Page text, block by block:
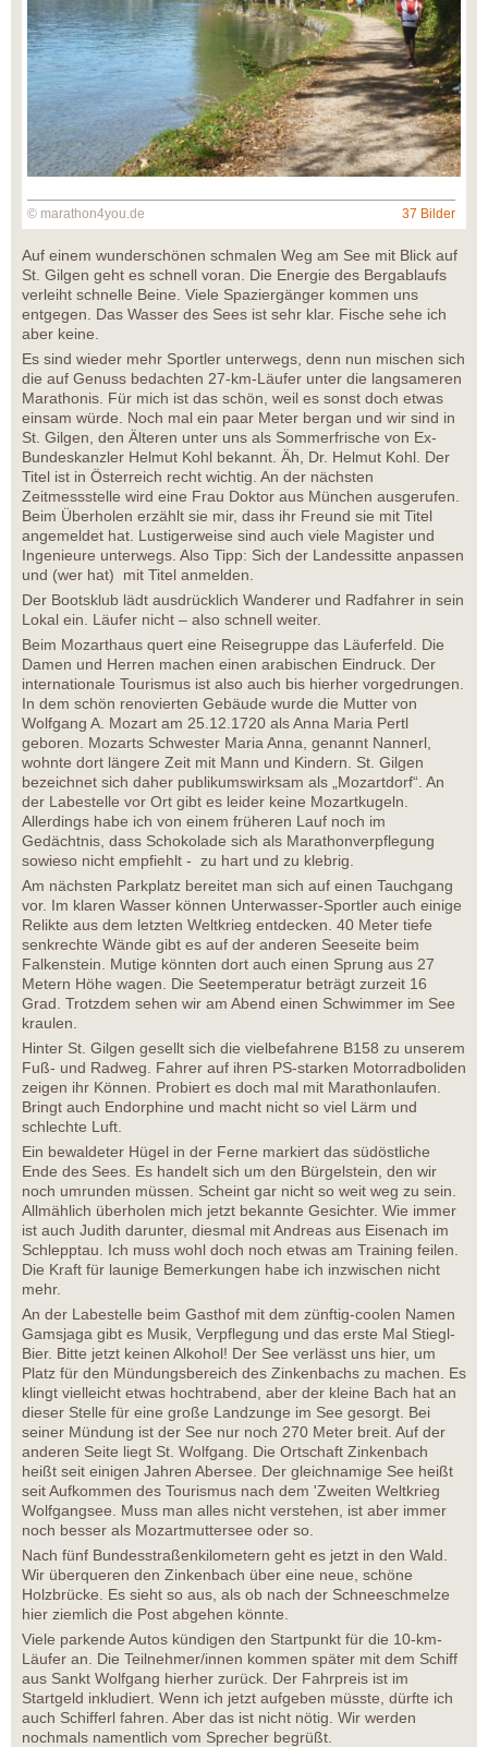
© marathon4you.de 37 Bilder
Auf einem wunderschönen schmalen Weg am See mit Blick auf
St. Gilgen geht es schnell voran. Die Energie des Bergablaufs
verleiht schnelle Beine. Viele Spaziergänger kommen uns
entgegen. Das Wasser des Sees ist sehr klar. Fische sehe ich
aber keine.
Es sind wieder mehr Sportler unterwegs, denn nun mischen sich
die auf Genuss bedachten 27-km-Läufer unter die langsameren
Marathonis. Für mich ist das schön, weil es sonst doch etwas
einsam würde. Noch mal ein paar Meter bergan und wir sind in
St. Gilgen, den Älteren unter uns als Sommerfrische von Ex-
Bundeskanzler Helmut Kohl bekannt. Äh, Dr. Helmut Kohl. Der
Titel ist in Österreich recht wichtig. An der nächsten
Zeitmessstelle wird eine Frau Doktor aus München ausgerufen.
Beim Überholen erzählt sie mir, dass ihr Freund sie mit Titel
angemeldet hat. Lustigerweise sind auch viele Magister und
Ingenieure unterwegs. Also Tipp: Sich der Landessitte anpassen
und (wer hat) mit Titel anmelden.
Der Bootsklub lädt ausdrücklich Wanderer und Radfahrer in sein
Lokal ein. Läufer nicht – also schnell weiter.
Beim Mozarthaus quert eine Reisegruppe das Läuferfeld. Die
Damen und Herren machen einen arabischen Eindruck. Der
internationale Tourismus ist also auch bis hierher vorgedrungen.
In dem schön renovierten Gebäude wurde die Mutter von
Wolfgang A. Mozart am 25.12.1720 als Anna Maria Pertl
geboren. Mozarts Schwester Maria Anna, genannt Nannerl,
wohnte dort längere Zeit mit Mann und Kindern. St. Gilgen
bezeichnet sich daher publikumswirksam als „Mozartdorf“. An
der Labestelle vor Ort gibt es leider keine Mozartkugeln.
Allerdings habe ich von einem früheren Lauf noch im
Gedächtnis, dass Schokolade sich als Marathonverpflegung
sowieso nicht empfiehlt - zu hart und zu klebrig.
Am nächsten Parkplatz bereitet man sich auf einen Tauchgang
vor. Im klaren Wasser können Unterwasser-Sportler auch einige
Relikte aus dem letzten Weltkrieg entdecken. 40 Meter tiefe
senkrechte Wände gibt es auf der anderen Seeseite beim
Falkenstein. Mutige könnten dort auch einen Sprung aus 27
Metern Höhe wagen. Die Seetemperatur beträgt zurzeit 16
Grad. Trotzdem sehen wir am Abend einen Schwimmer im See
kraulen.
Hinter St. Gilgen gesellt sich die vielbefahrene B158 zu unserem
Fuß- und Radweg. Fahrer auf ihren PS-starken Motorradboliden
zeigen ihr Können. Probiert es doch mal mit Marathonlaufen.
Bringt auch Endorphine und macht nicht so viel Lärm und
schlechte Luft.
Ein bewaldeter Hügel in der Ferne markiert das südöstliche
Ende des Sees. Es handelt sich um den Bürgelstein, den wir
noch umrunden müssen. Scheint gar nicht so weit weg zu sein.
Allmählich überholen mich jetzt bekannte Gesichter. Wie immer
ist auch Judith darunter, diesmal mit Andreas aus Eisenach im
Schlepptau. Ich muss wohl doch noch etwas am Training feilen.
Die Kraft für launige Bemerkungen habe ich inzwischen nicht
mehr.
An der Labestelle beim Gasthof mit dem zünftig-coolen Namen
Gamsjaga gibt es Musik, Verpflegung und das erste Mal Stiegl-
Bier. Bitte jetzt keinen Alkohol! Der See verlässt uns hier, um
Platz für den Mündungsbereich des Zinkenbachs zu machen. Es
klingt vielleicht etwas hochtrabend, aber der kleine Bach hat an
dieser Stelle für eine große Landzunge im See gesorgt. Bei
seiner Mündung ist der See nur noch 270 Meter breit. Auf der
anderen Seite liegt St. Wolfgang. Die Ortschaft Zinkenbach
heißt seit einigen Jahren Abersee. Der gleichnamige See heißt
seit Aufkommen des Tourismus nach dem 'Zweiten Weltkrieg
Wolfgangsee. Muss man alles nicht verstehen, ist aber immer
noch besser als Mozartmuttersee oder so.
Nach fünf Bundesstraßenkilometern geht es jetzt in den Wald.
Wir überqueren den Zinkenbach über eine neue, schöne
Holzbrücke. Es sieht so aus, als ob nach der Schneeschmelze
hier ziemlich die Post abgehen könnte.
Viele parkende Autos kündigen den Startpunkt für die 10-km-
Läufer an. Die Teilnehmer/innen kommen später mit dem Schiff
aus Sankt Wolfgang hierher zurück. Der Fahrpreis ist im
Startgeld inkludiert. Wenn ich jetzt aufgeben müsste, dürfte ich
auch Schifferl fahren. Aber das ist nicht nötig. Wir werden
nochmals namentlich vom Sprecher begrüßt.